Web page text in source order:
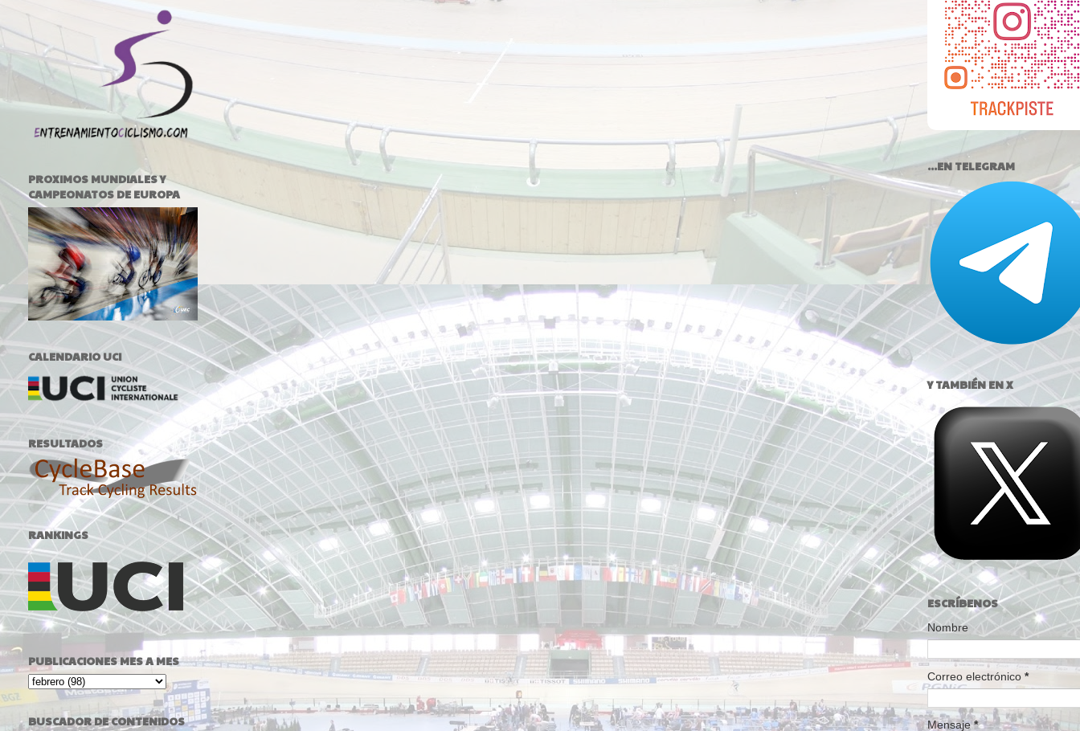
PROXIMOS MUNDIALES Y
CAMPEONATOS DE EUROPA
CALENDARIO UCI
RESULTADOS
RANKINGS
PUBLICACIONES MES A MES
BUSCADOR DE CONTENIDOS
...EN TELEGRAM
Y TAMBIÉN EN X
ESCRÍBENOS
Nombre
Correo electrónico *
Mensaje*